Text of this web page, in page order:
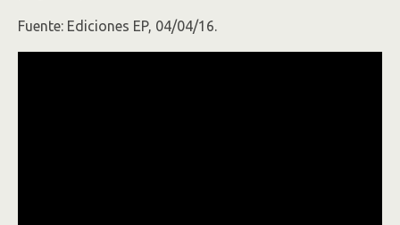
Fuente: Ediciones EP, 04/04/16.